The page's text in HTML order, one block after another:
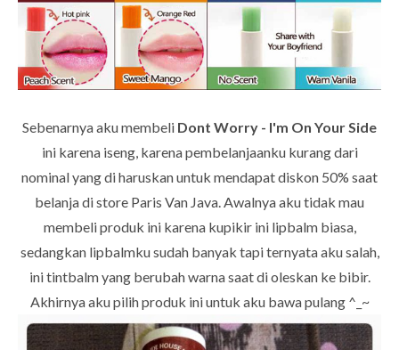
Sebenarnya aku membeli Dont Worry - I'm On Your Side
ini karena iseng, karena pembelanjaanku kurang dari
nominal yang di haruskan untuk mendapat diskon 50% saat
belanja di store Paris Van Java. Awalnya aku tidak mau
membeli produk ini karena kupikir ini lipbalm biasa,
sedangkan lipbalmku sudah banyak tapi ternyata aku salah,
ini tintbalm yang berubah warna saat di oleskan ke bibir.
Akhirnya aku pilih produk ini untuk aku bawa pulang ^_~